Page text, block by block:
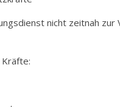
nicht zeitnah zur